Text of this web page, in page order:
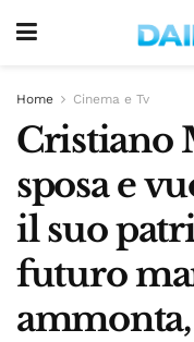
Home Cinema e Tv
Cristiano
sposa e
il suo
futuro